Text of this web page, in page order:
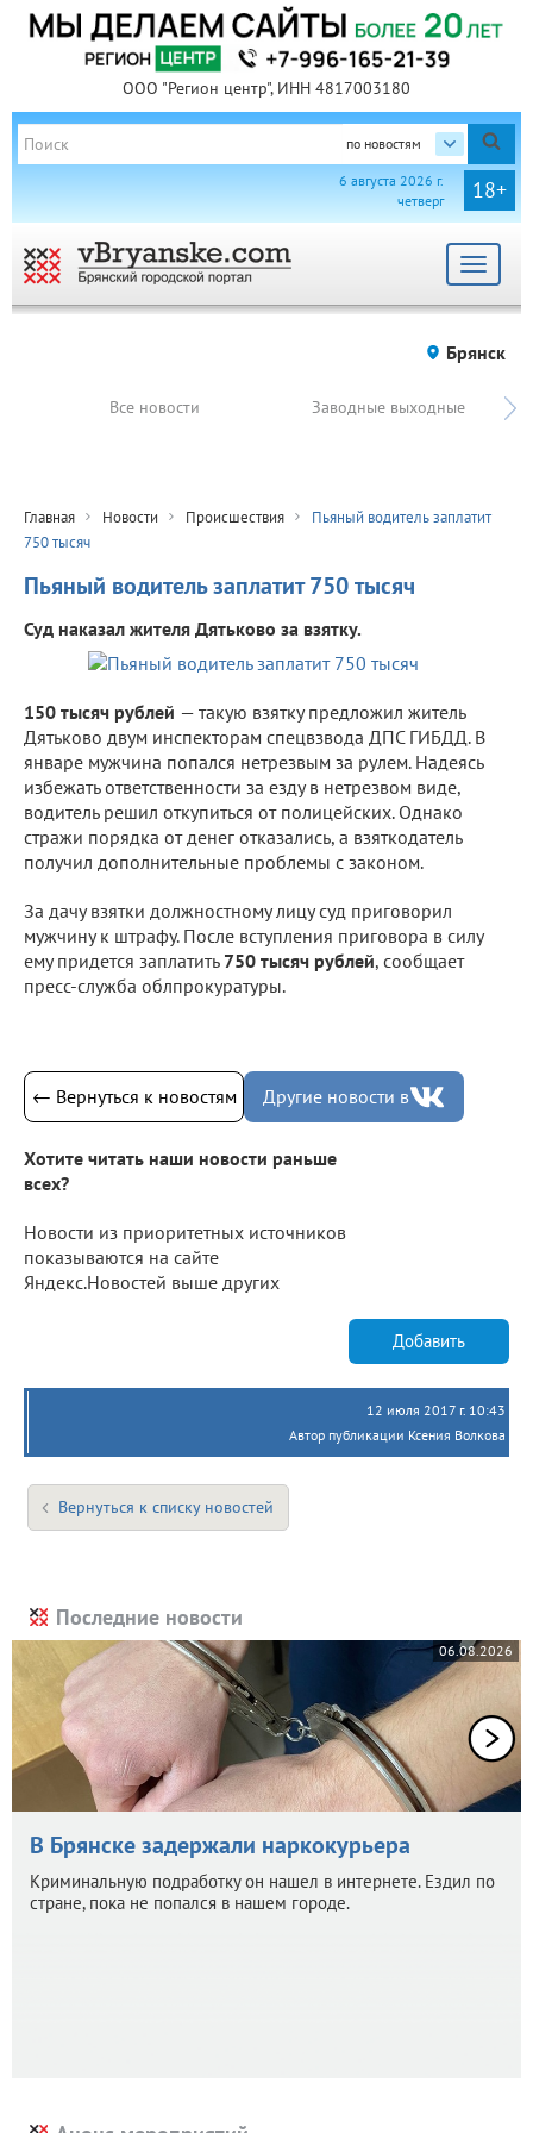
ООО "Регион центр", ИНН 4817003180
по новостям
18+
6 августа 2026 г.
четверг
Toggle
Брянск
Все новости Заводные выходные
Главная Новости Происшествия
Пьяный водитель заплатит
750 тысяч
Пьяный водитель заплатит 750 тысяч
Суд наказал жителя Дятьково за взятку.
150 тысяч рублей — такую взятку предложил житель
Дятьково двум инспекторам спецвзвода ДПС ГИБДД. В
январе мужчина попался нетрезвым за рулем. Надеясь
избежать ответственности за езду в нетрезвом виде,
водитель решил откупиться от полицейских. Однако
стражи порядка от денег отказались, а взяткодатель
получил дополнительные проблемы с законом.
За дачу взятки должностному лицу суд приговорил
мужчину к штрафу. После вступления приговора в силу
ему придется заплатить 750 тысяч рублей, сообщает
пресс-служба облпрокуратуры.
← Вернуться к новостям Другие новости в
Хотите читать наши новости раньше
всех?
Новости из приоритетных источников
показываются на сайте
Яндекс.Новостей выше других
Добавить
12 июля 2017 г. 10:43
Автор публикации Ксения Волкова
Вернуться к списку новостей
Последние новости
06.08.2026
В Брянске задержали наркокурьера
Криминальную подработку он нашел в интернете. Ездил по
стране, пока не попался в нашем городе.